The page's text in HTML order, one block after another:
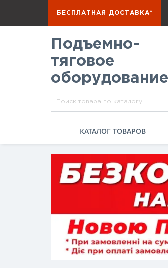
БЕСПЛАТНАЯ ДОСТАВКА*
Подъемно-
тяговое
оборудование
КАТАЛОГ ТОВАРОВ